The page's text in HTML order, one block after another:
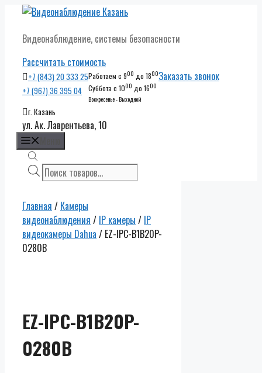
Перейти
содержимому
Видеонаблюдение, системы безопасности
Рассчитать стоимость
+7 (843) 20 333 25
+7 (967) 36 395 04
Работаем с 900 до 1800
Суббота с 1000 до 1600
Воскресенье - Выходной
Заказать звонок
г. Казань
ул. Ак. Лаврентьева, 10
Поиск
товаров
Главная / Камеры
видеонаблюдения / IP камеры / IP
видеокамеры Dahua / EZ-IPC-B1B20P-
0280B
EZ-IPC-B1B20P-
0280B